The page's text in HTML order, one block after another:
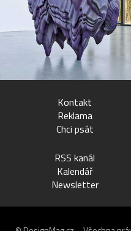
Kontakt
Reklama
Chci psát
RSS kanál
Kalendář
Newsletter